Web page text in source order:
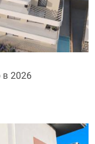
в 2026